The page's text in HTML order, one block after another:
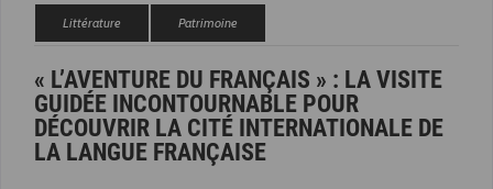
Littérature Patrimoine
« L’AVENTURE DU FRANÇAIS » : LA VISITE
GUIDÉE INCONTOURNABLE POUR
DÉCOUVRIR LA CITÉ INTERNATIONALE DE
LA LANGUE FRANÇAISE